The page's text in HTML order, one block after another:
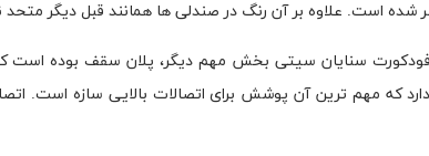
شده است. علاوه بر آن رنگ در صندلی ها همانند قبل دیگر
سنایان سیتی بخش مهم دیگر، پلان سقف بوده است
که مهم ترین آن پوشش برای اتصالات بالایی سازه است.